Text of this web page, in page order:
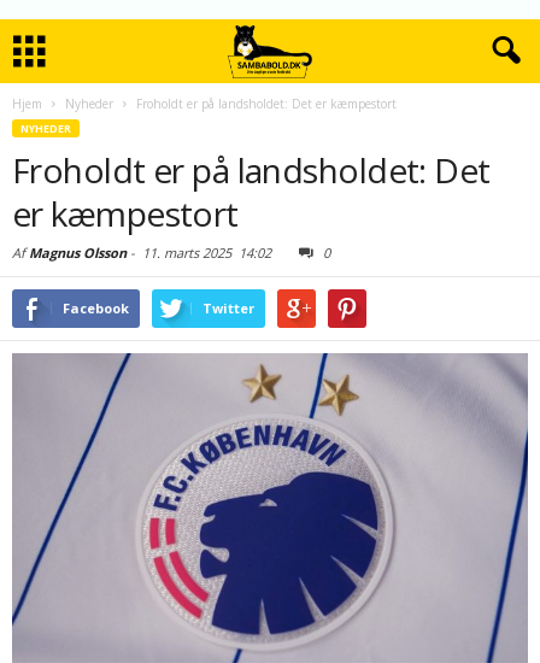
Hjem Nyheder Froholdt er på landsholdet: Det er kæmpestort
NYHEDER
Froholdt er på landsholdet: Det
er kæmpestort
AfMagnus Olsson- 11. marts 202514:02 0
Facebook Twitter